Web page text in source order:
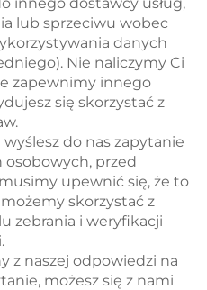
lub sprzeciwu wobec
danych
Nie naliczymy Ci
zapewnimy innego
się skorzystać z
do nas zapytanie
przed
upewnić się, że to
skorzystać z
zebrania i weryfikacji
z naszej odpowiedzi na
możesz się z nami